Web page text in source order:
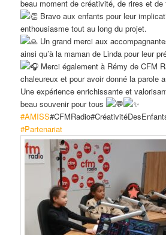
beau moment de créativité, de rires et de
Bravo aux enfants pour leur
enthousiasme tout au long du projet.
Un grand merci aux
ainsi qu’à la maman de Linda pour leur
Merci également à Rémy de CFM
chaleureux et pour avoir donné la parole
Une expérience enrichissante et
beau souvenir pour tous
#AMISS
#Partenariat